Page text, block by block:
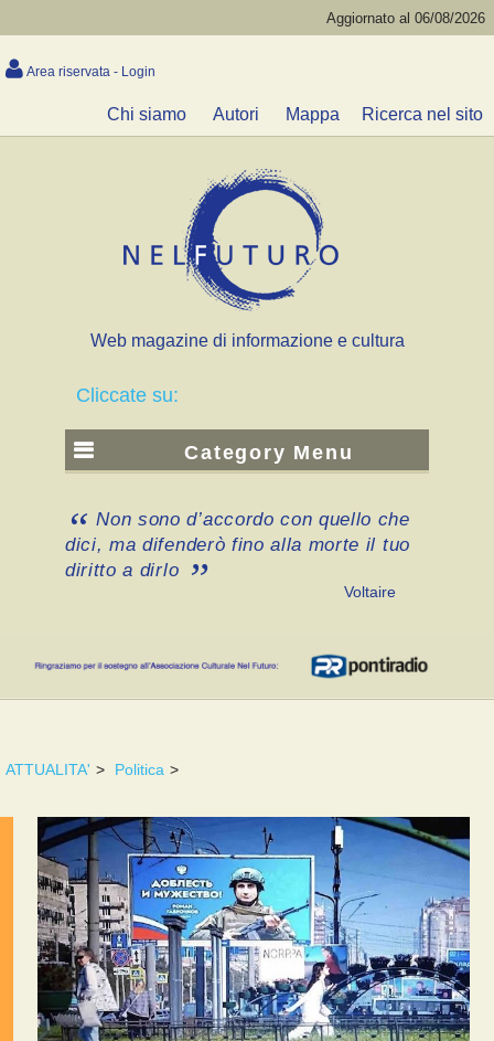
Aggiornato al 06/08/2026
Area riservata - Login
Chi siamo Autori Mappa Ricerca nel sito
Web magazine di informazione e cultura
Cliccate su:
Category Menu
Non sono d’accordo con quello che
dici, ma difenderò fino alla morte il tuo
diritto a dirlo
Voltaire
ATTUALITA' > Politica >